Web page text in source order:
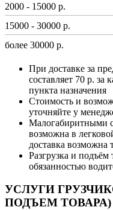
2000 - 15000 р.
15000 - 30000 р.
более 30000 р.
При доставке за
составляет 70 р.
пункта назначения
Стоимость и
уточняйте у
Малогабиритными
возможна в
доставка возможна
Разгрузка и подъём
обязанностью
УСЛУГИ
ПОДЪЕМ ТОВАРА)